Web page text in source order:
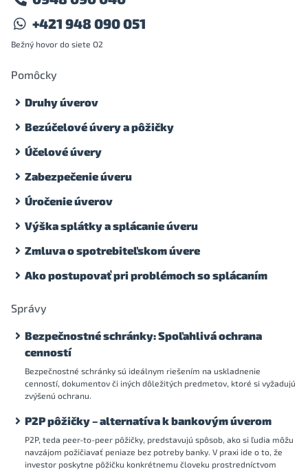
+421 948 090 051
Bežný hovor do siete O2
Pomôcky
Druhy úverov
Bezúčelové úvery a pôžičky
Účelové úvery
Zabezpečenie úveru
Úročenie úverov
Výška splátky a splácanie úveru
Zmluva o spotrebiteľskom úvere
Ako postupovať pri problémoch so splácaním
Správy
Bezpečnostné schránky: Spoľahlivá ochrana
cenností
Bezpečnostné schránky sú ideálnym riešením na uskladnenie
cenností, dokumentov či iných dôležitých predmetov, ktoré si vyžadujú
zvýšenú ochranu.
P2P pôžičky – alternatíva k bankovým úverom
P2P, teda peer-to-peer pôžičky, predstavujú spôsob, ako si ľudia môžu
navzájom požičiavať peniaze bez potreby banky. V praxi ide o to, že
investor poskytne pôžičku konkrétnemu človeku prostredníctvom